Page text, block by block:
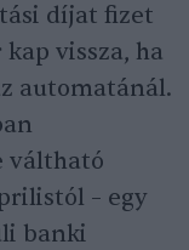
díjat fizet
vissza, ha
automatánál.
váltható
– egy
banki